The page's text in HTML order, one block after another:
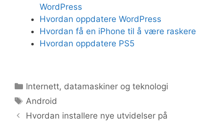
WordPress
Hvordan oppdatere WordPress
Hvordan få en iPhone til å være raskere
Hvordan oppdatere PS5
Kategorier
Internett, datamaskiner og teknologi
Stikkord
Android
Hvordan installere nye utvidelser på